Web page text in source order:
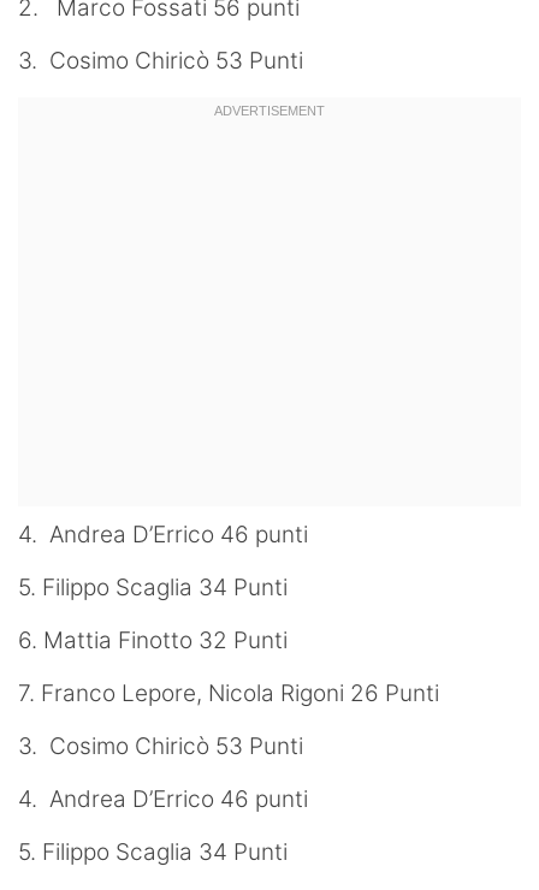
2. Marco Fossati 56 punti
3. Cosimo Chiricò 53 Punti
4. Andrea D’Errico 46 punti
5. Filippo Scaglia 34 Punti
6. Mattia Finotto 32 Punti
7. Franco Lepore, Nicola Rigoni 26 Punti
3. Cosimo Chiricò 53 Punti
4. Andrea D’Errico 46 punti
5. Filippo Scaglia 34 Punti